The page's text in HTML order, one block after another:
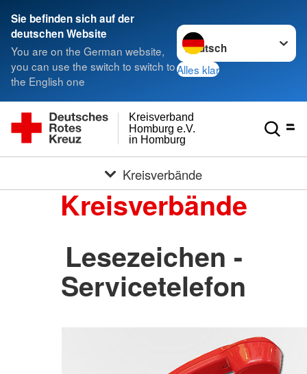
Sie befinden sich auf der
deutschen Website
You are on the German website,
you can use the switch to switch to
the English one
Sprache wechseln zu
Alles klar
in Homburg
Homburg e.V.
Kreisverband
Kreisverbände
Kreisverbände
Lesezeichen -
Servicetelefon